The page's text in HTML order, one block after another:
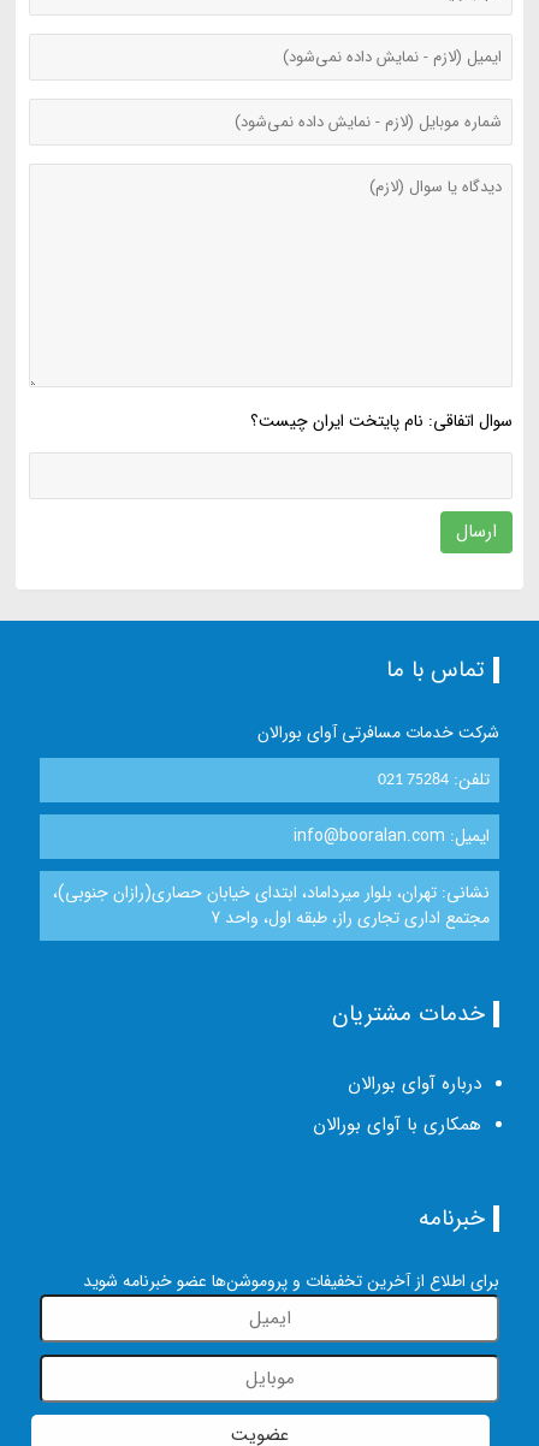
سوال اتفاقی: نام پایتخت ایران چیست؟
ارسال
تماس با ما
شرکت خدمات مسافرتی آوای بورالان
تلفن:021 75284
ایمیل: info@booralan.com
نشانی: تهران، بلوار میرداماد، ابتدای خیابان حصاری(رازان جنوبی)،
مجتمع اداری تجاری راز، طبقه اول، واحد 7
خدمات مشتریان
درباره آوای بورالان
همکاری با آوای بورالان
خبرنامه
برای اطلاع از آخرین تخفیفات و پروموشن‌ها عضو خبرنامه شوید
عضویت